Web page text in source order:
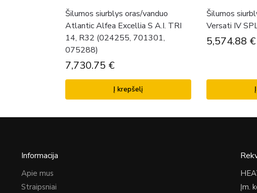
Šilumos siurblys oras/vanduo
Atlantic Alfea Excellia S A.I. TRI
14, R32 (024255, 701301,
075288)
7,730.75 €
Į krepšelį
Šilumos
Versati IV
5,574.88 €
Informacija
Apie mus
Straipsniai
Įm.